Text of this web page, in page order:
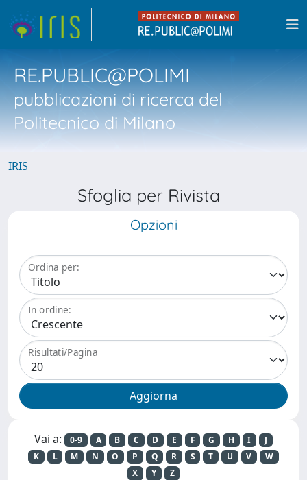
RE.PUBLIC@POLIMI
pubblicazioni di ricerca del
Politecnico di Milano
IRIS
Sfoglia per Rivista
Opzioni
Ordina per:
In ordine:
Risultati/Pagina
Vai a: 0-9 A B C D E F G H I
J
K
L M N O P Q R S T U V
W
X
Y Z